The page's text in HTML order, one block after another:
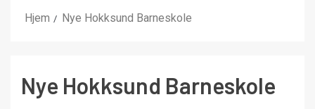
Hjem Nye Hokksund Barneskole
Nye Hokksund Barneskole